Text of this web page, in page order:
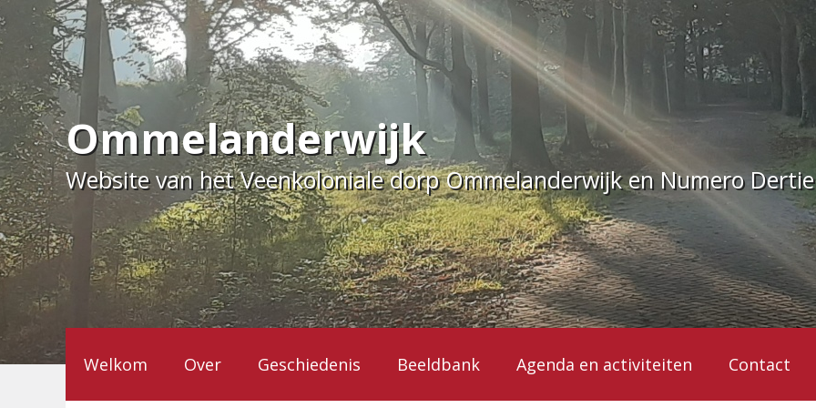
naar
de
inhoud
Ommelanderwijk
Website van het Veenkoloniale dorp Ommelanderwijk en Numero
Welkom Over Geschiedenis Beeldbank Agenda en activiteiten Contact